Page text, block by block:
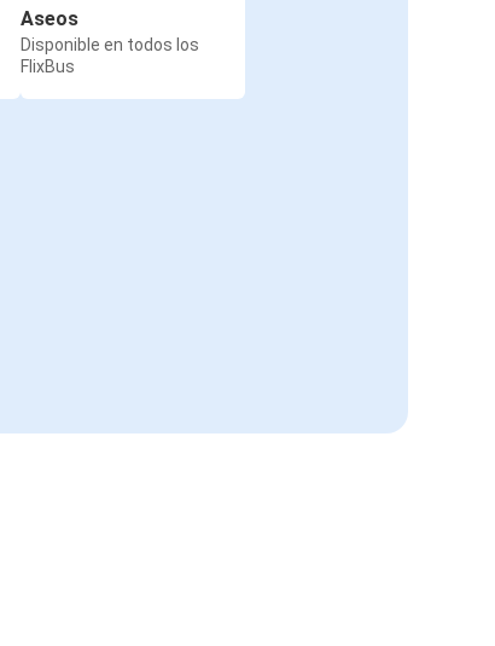
Aseos
Disponible en todos los
FlixBus